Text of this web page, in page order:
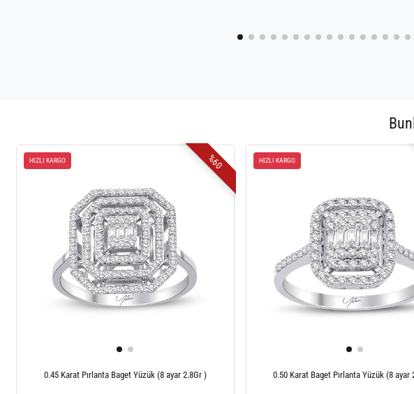
HIZLI KARGO %60
0.45 Karat Pırlanta Baget Yüzük (8 ayar 2.8Gr )
HIZLI KARGO
0.50 Karat Baget Pırlanta Yüzük (8 ayar